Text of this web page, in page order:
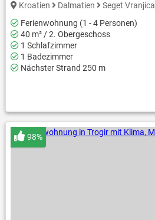
Kroatien Dalmatien
Seget Vranjica
Ferienwohnung (1 - 4 Personen)
40 m² / 2. Obergeschoss
1 Schlafzimmer
1 Badezimmer
Nächster Strand 250 m
98%